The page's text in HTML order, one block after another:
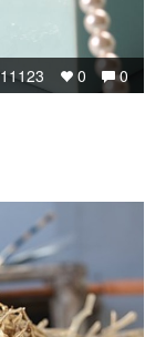
0
0
11123